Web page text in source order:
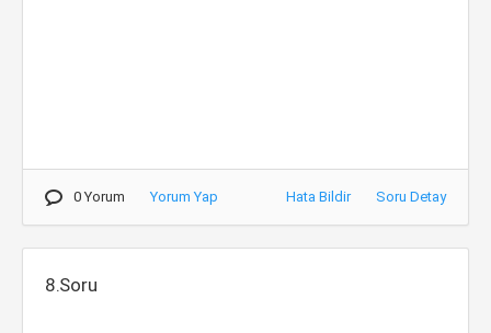
0 Yorum Yorum Yap Hata Bildir Soru Detay
8.Soru